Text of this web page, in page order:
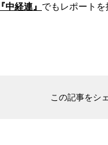
中経連』 でもレポートを
この記事をシ